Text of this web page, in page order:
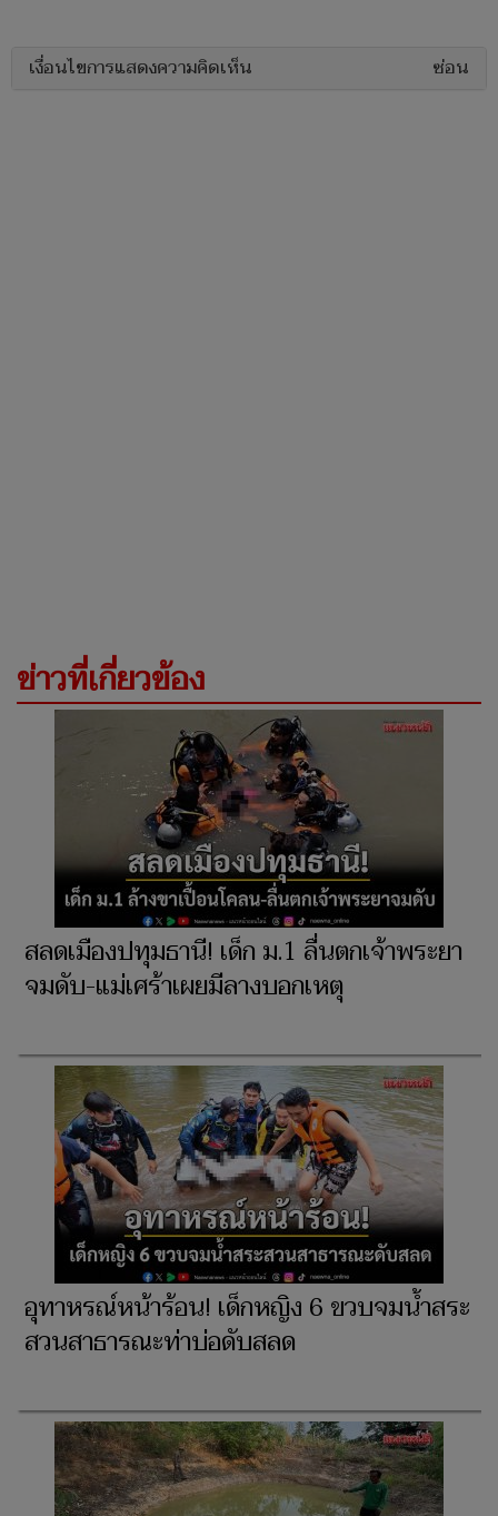
เงื่อนไขการแสดงความคิดเห็น ซ่อน
ข่าวที่เกี่ยวข้อง
สลดเมืองปทุมธานี! เด็ก ม.1 ลื่นตกเจ้าพระยา
จมดับ-แม่เศร้าเผยมีลางบอกเหตุ
อุทาหรณ์หน้าร้อน! เด็กหญิง 6 ขวบจมน้ำสระ
สวนสาธารณะท่าบ่อดับสลด